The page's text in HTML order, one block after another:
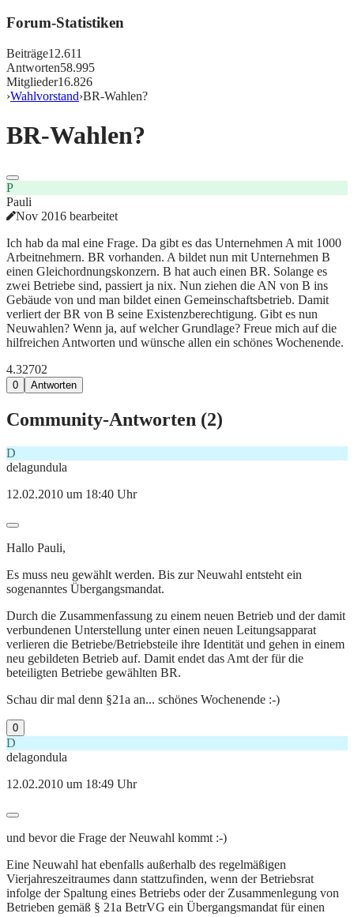
Forum-Statistiken
Beiträge12.611
Antworten58.995
Mitglieder16.826
›Wahlvorstand›BR-Wahlen?
BR-Wahlen?
P
Pauli
Nov 2016 bearbeitet
Ich hab da mal eine Frage. Da gibt es das Unternehmen A mit 1000
Arbeitnehmern. BR vorhanden. A bildet nun mit Unternehmen B
einen Gleichordnungskonzern. B hat auch einen BR. Solange es
zwei Betriebe sind, passiert ja nix. Nun ziehen die AN von B ins
Gebäude von und man bildet einen Gemeinschaftsbetrieb. Damit
verliert der BR von B seine Existenzberechtigung. Gibt es nun
Neuwahlen? Wenn ja, auf welcher Grundlage? Freue mich auf die
hilfreichen Antworten und wünsche allen ein schönes Wochenende.
4.32702
0 Antworten
Community-Antworten (2)
D
delagundula
12.02.2010 um 18:40 Uhr
Hallo Pauli,
Es muss neu gewählt werden. Bis zur Neuwahl entsteht ein
sogenanntes Übergangsmandat.
Durch die Zusammenfassung zu einem neuen Betrieb und der damit
verbundenen Unterstellung unter einen neuen Leitungsapparat
verlieren die Betriebe/Betriebsteile ihre Identität und gehen in einem
neu gebildeten Betrieb auf. Damit endet das Amt der für die
beteiligten Betriebe gewählten BR.
Schau dir mal denn §21a an... schönes Wochenende :-)
0
D
delagondula
12.02.2010 um 18:49 Uhr
und bevor die Frage der Neuwahl kommt :-)
Eine Neuwahl hat ebenfalls außerhalb des regelmäßigen
Vierjahreszeitraumes dann stattzufinden, wenn der Betriebsrat
infolge der Spaltung eines Betriebs oder der Zusammenlegung von
Betrieben gemäß § 21a BetrVG ein Übergangsmandat für einen